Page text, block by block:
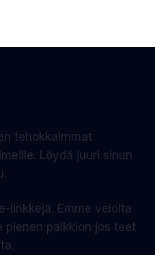
tehokkaimmat
Löydä juuri sinun
linkkejä. Emme veloita
pienen palkkion jos teet